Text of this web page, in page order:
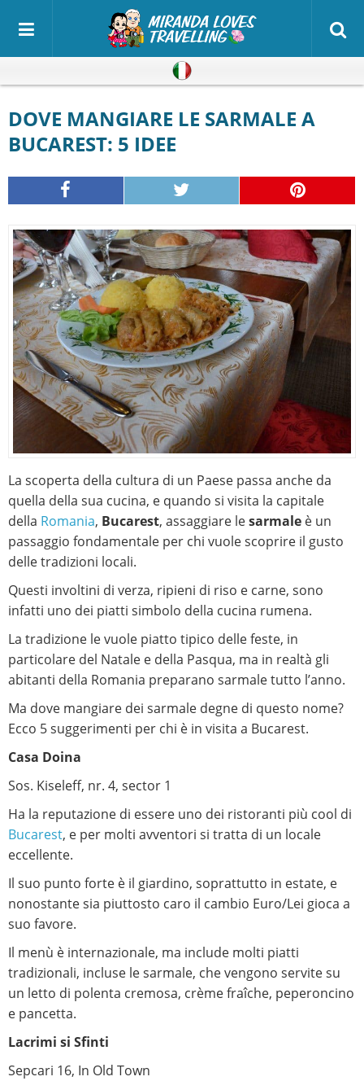
DOVE MANGIARE LE SARMALE A
BUCAREST: 5 IDEE
La scoperta della cultura di un Paese passa anche da
quella della sua cucina, e quando si visita la capitale
della Romania, Bucarest, assaggiare lesarmale è un
passaggio fondamentale per chi vuole scoprire il gusto
delle tradizioni locali.
Questi involtini di verza, ripieni di riso e carne, sono
infatti uno dei piatti simbolo della cucina rumena.
La tradizione le vuole piatto tipico delle feste, in
particolare del Natale e della Pasqua, ma in realtà gli
abitanti della Romania preparano sarmale tutto l’anno.
Ma dove mangiare dei sarmale degne di questo nome?
Ecco 5 suggerimenti per chi è in visita a Bucarest.
Casa Doina
Sos. Kiseleff, nr. 4, sector 1
Ha la reputazione di essere uno dei ristoranti più cool di
Bucarest, e per molti avventori si tratta di un locale
eccellente.
Il suo punto forte è il giardino, soprattutto in estate, e
nonostante sia piuttosto caro il cambio Euro/Lei gioca a
suo favore.
Il menù è internazionale, ma include molti piatti
tradizionali, incluse le sarmale, che vengono servite su
un letto di polenta cremosa, crème fraîche, peperoncino
e pancetta.
Lacrimi si Sfinti
Sepcari 16, In Old Town